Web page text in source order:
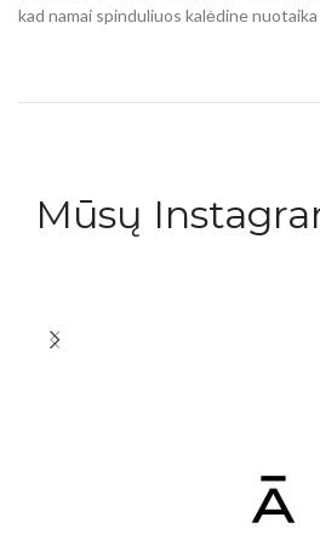
kad namai spinduliuos kalėdine
Mūsų